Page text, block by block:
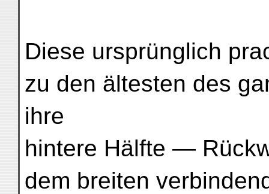
Diese ursprünglich
zu den ältesten des
ihre
hintere Hälfte —
dem breiten